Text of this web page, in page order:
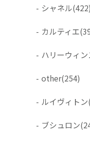
- シャネル(422)
- カルティエ
- ハリーウィ
- other(254)
- ルイヴィトン
- ブシュロン